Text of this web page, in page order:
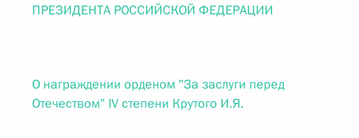
ПРЕЗИДЕНТА РОССИЙСКОЙ ФЕДЕРАЦИИ
О награждении орденом "За заслуги перед
Отечеством" IV степени Крутого И.Я.